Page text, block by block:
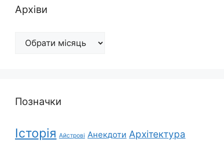
Архіви
Архіви
Позначки
Історія Айстрові Анекдоти Архітектура